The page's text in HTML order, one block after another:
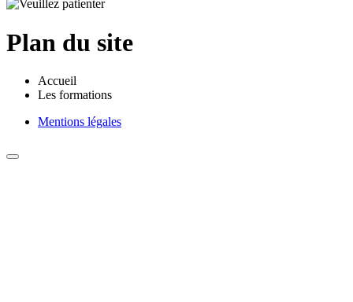
Plan du site
Accueil
Les formations
Mentions légales